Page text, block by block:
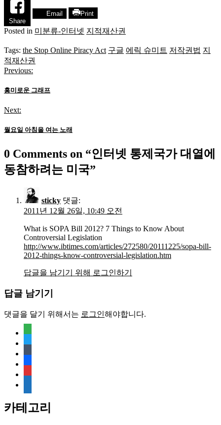
Share
Email Print
Posted in 미분류-인터넷 지적재산권
Tags: the Stop Online Piracy Act 구글 에릭 슈미트 저작권법 지
적재산권
글
탐
색
Previous:
흥미로운 그래프
Next:
월요일 아침을 여는 노래
0 Comments on “인터넷 통제국가 대열에
동참하려는 미국”
sticky 댓글:
2011년 12월 26일, 10:49 오전
What is SOPA Bill 2012? 7 Things to Know About
Controversial Legislation
http://www.ibtimes.com/articles/272580/20111225/sopa-bill-
2012-things-know-controversial-legislation.htm
답글을 남기기 위해 로그인하기
답글 남기기
댓글을 달기 위해서는 로그인해야합니다.
document
카테고리